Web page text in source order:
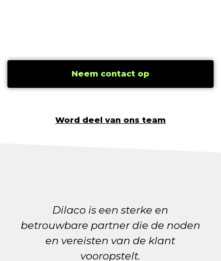
Neem contact op
Word deel van ons team
Tijd nemen om de noden van
bedrijf te begrijpen – dáár
Dilaco voor ons het verschil. In
mum van tijd hadden we de